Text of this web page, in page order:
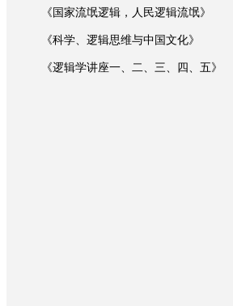
《国家流氓逻辑，人民逻辑流氓》
《科学、逻辑思维与中国文化》
《逻辑学讲座一、二、三、四、五》